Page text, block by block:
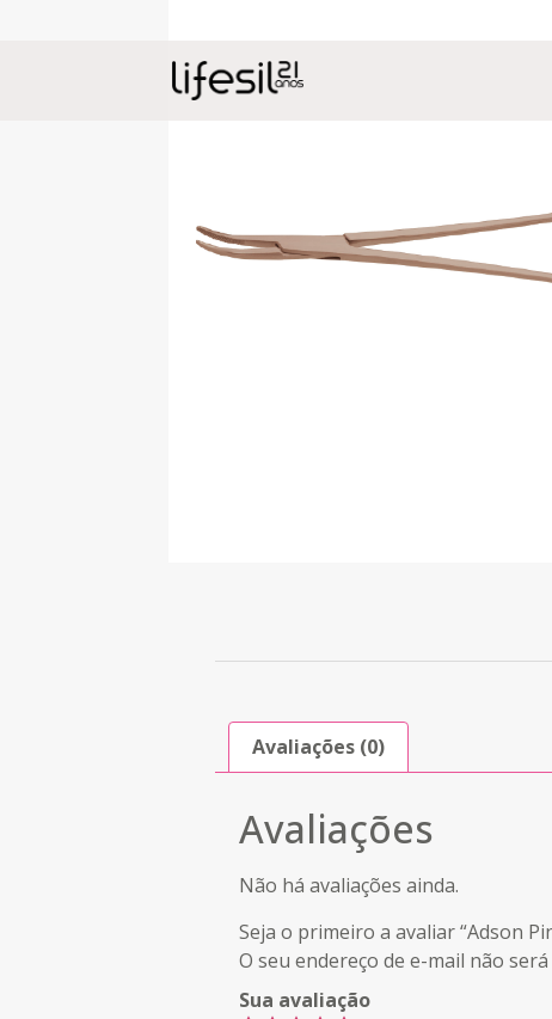
Avaliações (0)
Avaliações
Não há avaliações ainda.
Seja o primeiro a avaliar “Adson
O seu endereço de e-mail não
Sua avaliação